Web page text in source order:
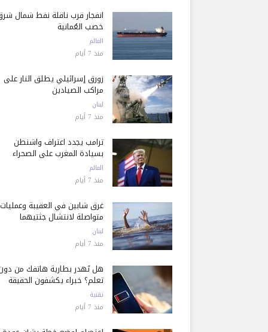
انفجار قرب ناقلة نفط شمال
خصب العُمانية
العالم
منذ 7 أيام
زورق إسرائيلي يطلق النار على
مراكب الصيادين
لبنان
منذ 7 أيام
ترامب يجدد اعتراف واشنطن
بسيادة المغرب على الصحراء
العالم
منذ 7 أيام
غرق شابين في العقيبة وعمليات
متواصلة لانتشال جثتيهما
لبنان
منذ 7 أيام
هل تُهدر بطارية هاتفك من
تعلم؟ خبراء يكشفون الحقيقة
تقنية
منذ 7 أيام